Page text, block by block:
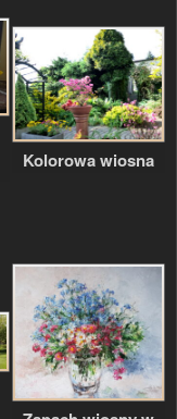
Kolorowa wiosna